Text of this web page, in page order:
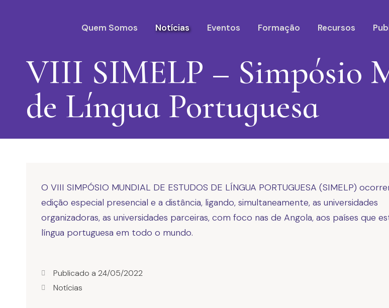
Quem Somos Notícias Eventos Formação Recursos
VIII SIMELP – Simpósio
de Língua Portuguesa
O VIII SIMPÓSIO MUNDIAL DE ESTUDOS DE LÍNGUA PORTUGUESA (SIMELP)
edição especial presencial e a distância, ligando, simultaneamente, as universidades
organizadoras, as universidades parceiras, com foco nas de Angola, aos países que
língua portuguesa em todo o mundo.
Publicado a 24/05/2022
Notícias